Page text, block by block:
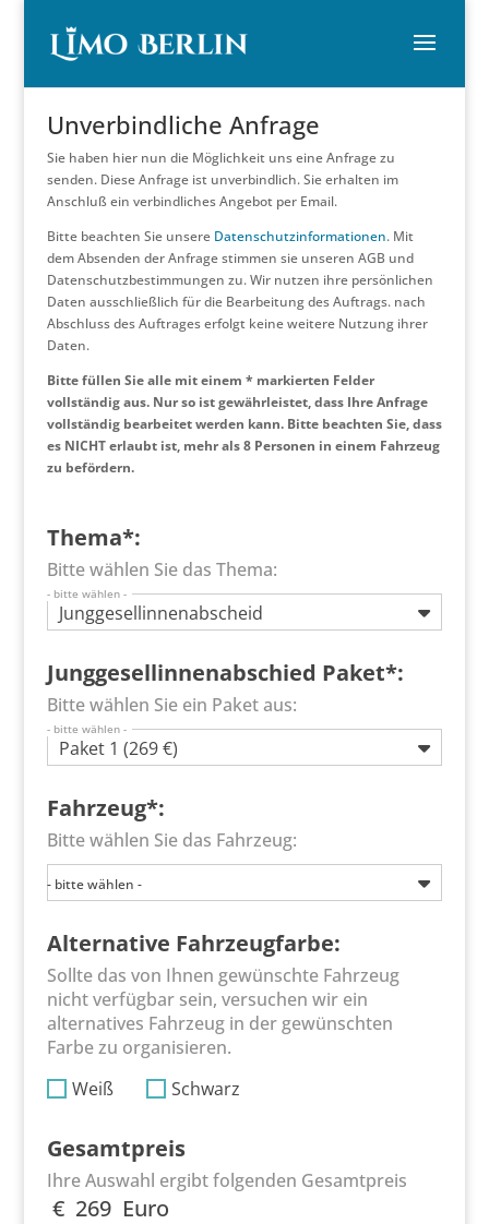
Unverbindliche Anfrage
Sie haben hier nun die Möglichkeit uns eine Anfrage zu
senden. Diese Anfrage ist unverbindlich. Sie erhalten im
Anschluß ein verbindliches Angebot per Email.
Bitte beachten Sie unsere Datenschutzinformationen. Mit
dem Absenden der Anfrage stimmen sie unseren AGB und
Datenschutzbestimmungen zu. Wir nutzen ihre persönlichen
Daten ausschließlich für die Bearbeitung des Auftrags. nach
Abschluss des Auftrages erfolgt keine weitere Nutzung ihrer
Daten.
Bitte füllen Sie alle mit einem * markierten Felder
vollständig aus. Nur so ist gewährleistet, dass Ihre Anfrage
vollständig bearbeitet werden kann. Bitte beachten Sie, dass
es NICHT erlaubt ist, mehr als 8 Personen in einem Fahrzeug
zu befördern.
Thema*:
Bitte wählen Sie das Thema:
Junggesellinnenabscheid
- bitte wählen -
Junggesellinnenabschied Paket*:
Bitte wählen Sie ein Paket aus:
Paket 1 (269 €)
- bitte wählen -
Fahrzeug*:
Bitte wählen Sie das Fahrzeug:
- bitte wählen -
Alternative Fahrzeugfarbe:
Sollte das von Ihnen gewünschte Fahrzeug
nicht verfügbar sein, versuchen wir ein
alternatives Fahrzeug in der gewünschten
Farbe zu organisieren.
Weiß
Schwarz
Gesamtpreis
Ihre Auswahl ergibt folgenden Gesamtpreis
€ 269Euro